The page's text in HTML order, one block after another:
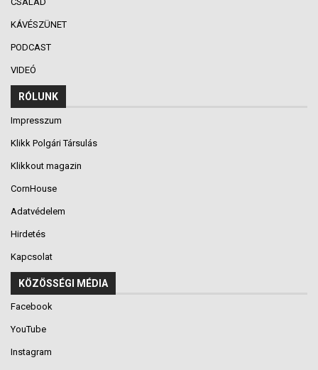
KÁVÉSZÜNET
PODCAST
VIDEÓ
RÓLUNK
Impresszum
Klikk Polgári Társulás
Klikkout magazin
CornHouse
Adatvédelem
Hirdetés
Kapcsolat
KÖZÖSSÉGI MÉDIA
Facebook
YouTube
Instagram